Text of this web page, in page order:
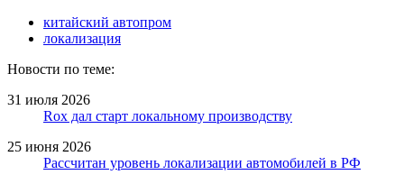
китайский автопром
локализация
Новости по теме:
31 июля 2026
Rox дал старт локальному производству
25 июня 2026
Рассчитан уровень локализации автомобилей в РФ